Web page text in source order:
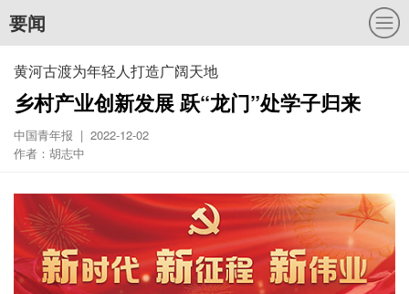
要闻
黄河古渡为年轻人打造广阔天地
乡村产业创新发展 跃“龙门”处学子归来
中国青年报 | 2022-12-02
作者：胡志中